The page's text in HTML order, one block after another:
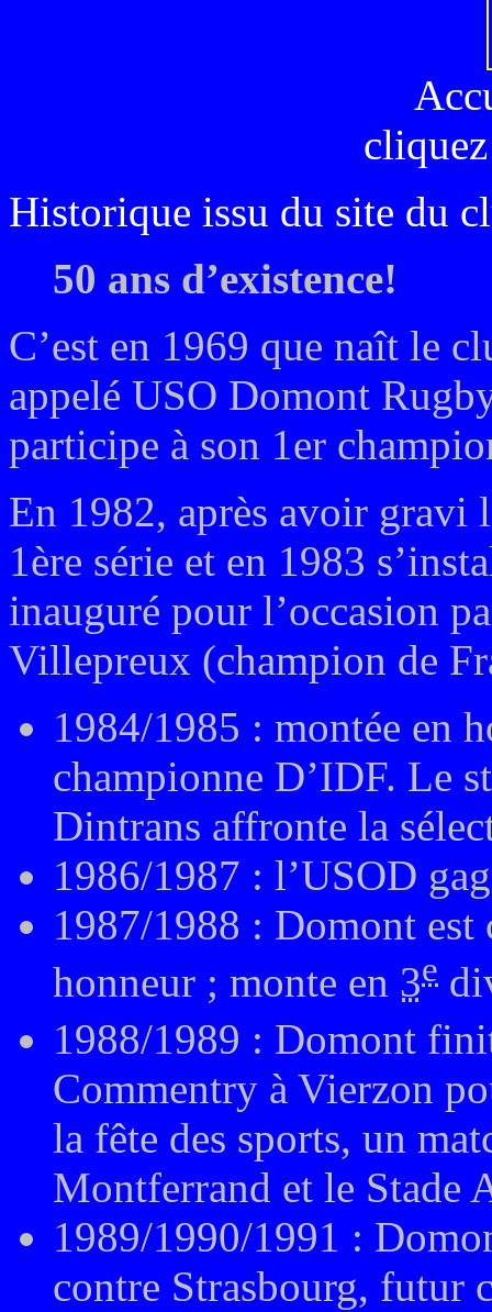
Historique issu du site du
50 ans d’existence!
C’est en 1969 que naît le
appelé USO Domont
participe à son 1er
En 1982, après avoir gravi
1ère série et en 1983
inauguré pour l’occasion
Villepreux (champion de
1984/1985 : montée en
championne D’IDF. Le
Dintrans affronte la
1986/1987 : l’USOD
1987/1988 : Domont est
honneur ; monte en 3e
1988/1989 : Domont
Commentry à Vierzon
la fête des sports, un
Montferrand et le Stade
1989/1990/1991 :
contre Strasbourg, futur